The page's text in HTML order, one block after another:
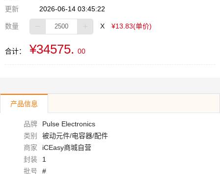
更新
2026-06-14 03:45:22
数量 X ¥13.83(单价)
合计： ¥34575. 00
产品信息
品牌
Pulse Electronics
类别
被动元件/电容器/配件
商家
iCEasy商城自营
封装
1
批号
#